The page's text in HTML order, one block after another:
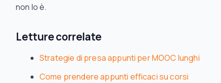
non lo è.
Letture correlate
Strategie di presa appunti per MOOC lunghi
Come prendere appunti efficaci su corsi